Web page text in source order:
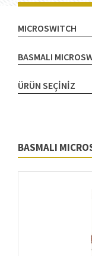
MICROSWITCH
BASMALI
ÜRÜN SEÇINIZ
BASMALI